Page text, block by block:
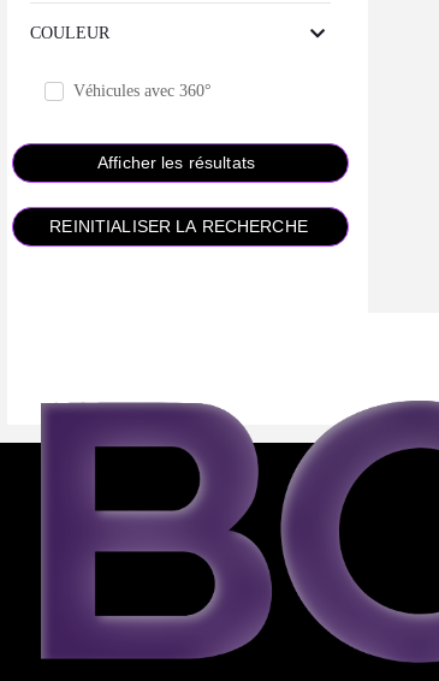
COULEUR
Véhicules avec 360°